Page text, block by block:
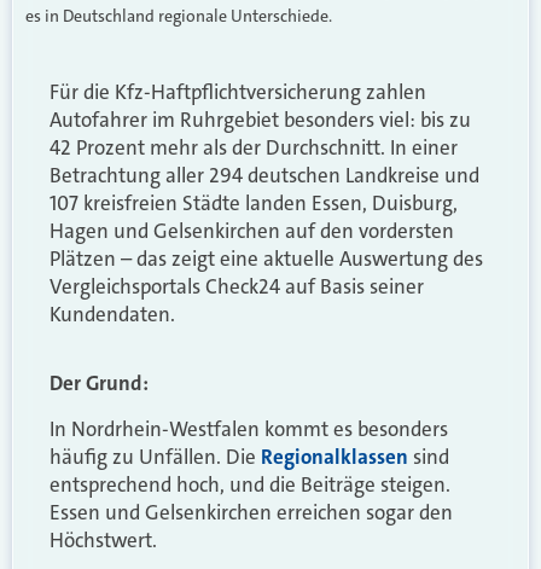
es in Deutschland regionale Unterschiede.
Für die Kfz-Haftpflichtversicherung zahlen
Autofahrer im Ruhrgebiet besonders viel: bis zu
42 Prozent mehr als der Durchschnitt. In einer
Betrachtung aller 294 deutschen Landkreise und
107 kreisfreien Städte landen Essen, Duisburg,
Hagen und Gelsenkirchen auf den vordersten
Plätzen – das zeigt eine aktuelle Auswertung des
Vergleichsportals Check24 auf Basis seiner
Kundendaten.
Der Grund:
In Nordrhein-Westfalen kommt es besonders
häufig zu Unfällen. Die Regionalklassen sind
entsprechend hoch, und die Beiträge steigen.
Essen und Gelsenkirchen erreichen sogar den
Höchstwert.